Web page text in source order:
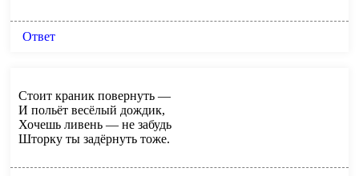
Ответ
Стоит краник повернуть —
И польёт весёлый дождик,
Хочешь ливень — не забудь
Шторку ты задёрнуть тоже.